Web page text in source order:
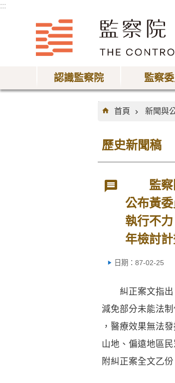
:::
認識監察院 監察
:::
首頁
新聞與
歷史新聞稿
監察院
公布黃
執行不
年檢討
日期：87-02-25
糾正案文指出：
減免部分未能法
，醫療效果無法
山地、偏遠地區
附糾正案全文乙份